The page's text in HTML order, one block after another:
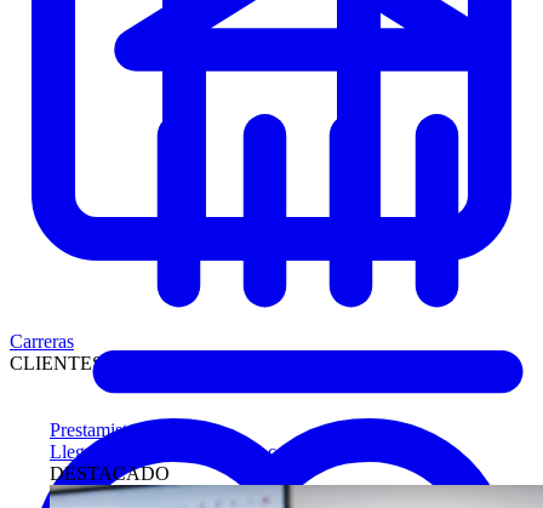
Prestamistas
Llegue antes a compradores calificados
DESTACADO
Carreras
CLIENTES